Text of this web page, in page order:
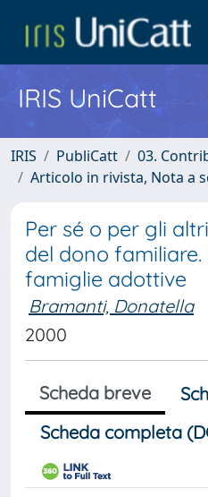
IRIS UniCatt
IRIS PubliCatt
03.
Articolo in rivista, Nota a
Per sé o per gli
del dono familiare.
famiglie adottive
Bramanti, Donatella
2000
Scheda breve
Scheda completa